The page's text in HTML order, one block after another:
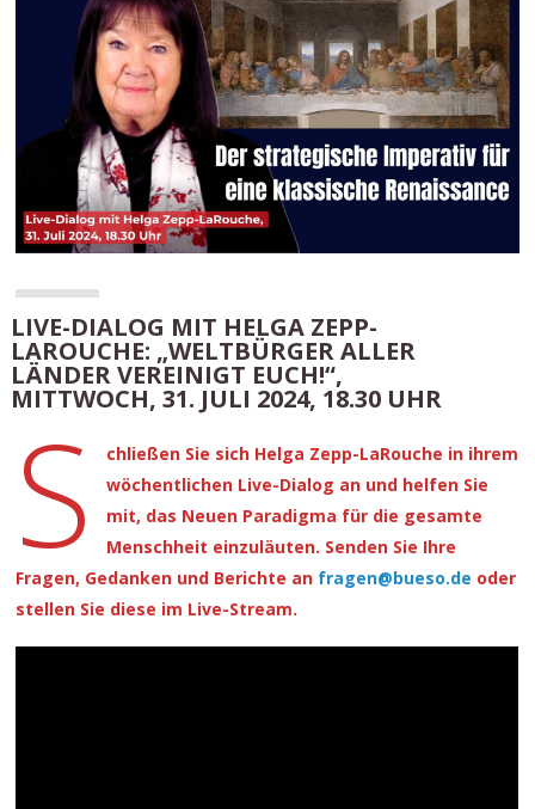
LIVE-DIALOG MIT HELGA ZEPP-
LAROUCHE: „WELTBÜRGER ALLER
LÄNDER VEREINIGT EUCH!“,
MITTWOCH, 31. JULI 2024, 18.30 UHR
S
chließen Sie sich Helga Zepp-LaRouche in ihrem
wöchentlichen Live-Dialog an und helfen Sie
mit, das Neuen Paradigma für die gesamte
Menschheit einzuläuten. Senden Sie Ihre
Fragen, Gedanken und Berichte an fragen@bueso.de oder
stellen Sie diese im Live-Stream.